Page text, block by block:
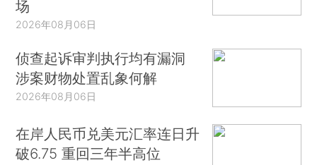
场
2026年08月06日
侦查起诉审判执行均有漏洞
涉案财物处置乱象何解
2026年08月06日
在岸人民币兑美元汇率连日升
破6.75 重回三年半高位